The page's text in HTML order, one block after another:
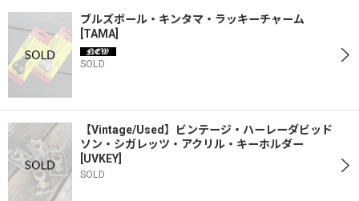
ブルズボール・キンタマ・ラッキーチャーム
TAMA
SOLD
【Vintage/Used】ビンテージ・ハーレーダビッド
ソン・シガレッツ・アクリル・キーホルダー
[UVKEY]
SOLD